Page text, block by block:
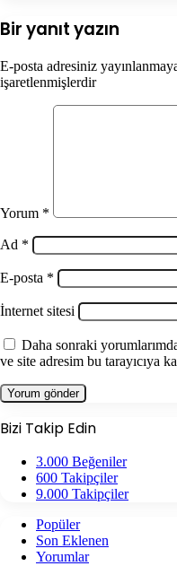
Bir yanıt yazın
E-posta adresiniz
işaretlenmişlerdir
Yorum *
Ad *
E-posta *
İnternet sitesi
Daha sonraki
ve site adresim bu tarayıcıya
Bizi Takip Edin
3.000 Beğeniler
600 Takipçiler
9.000 Takipçiler
Popüler
Son Eklenen
Yorumlar